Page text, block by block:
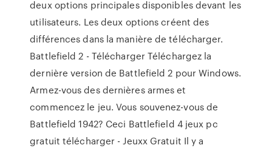
deux options principales disponibles devant les
utilisateurs. Les deux options créent des
différences dans la manière de télécharger.
Battlefield 2 - Télécharger Téléchargez la
dernière version de Battlefield 2 pour Windows.
Armez-vous des dernières armes et
commencez le jeu. Vous souvenez-vous de
Battlefield 1942? Ceci Battlefield 4 jeux pc
gratuit télécharger - Jeuxx Gratuit Il y a